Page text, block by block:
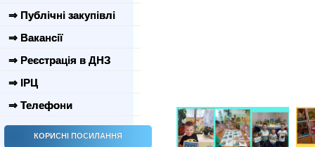
⇒ Публічні закупівлі
⇒ Вакансії
⇒ Реєстрація в ДНЗ
⇒ ІРЦ
⇒ Телефони
КОРИСНІ ПОСИЛАННЯ